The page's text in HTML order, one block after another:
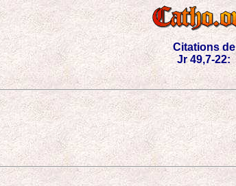
Citations de
Jr 49,7-22: